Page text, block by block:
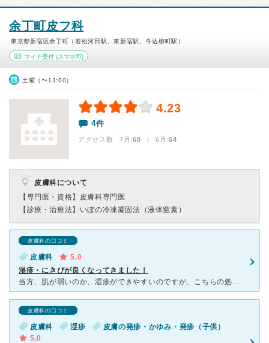
余丁町皮フ科
東京都新宿区余丁町（若松河田駅、東新宿駅、牛込柳町駅）
マイナ受付 (スマホ可)
土曜（〜13:00）
4.23
4件
アクセス数 7月:68 | 6月:64
皮膚科について
【専門医・資格】 皮膚科専門医
【診療・治療法】 いぼの冷凍凝固法（液体窒素）
皮膚科の口コミ
皮膚科
5.0
湿疹・にきびが良くなってきました！
当方、肌が弱いのか、湿疹ができやすいのですが、こちらの処方で良くなりました！ 場所によって薬を変えてくれたのが、良かったです。 薬の資料（冊子）を下さり、説明が分かりやすかったのも良かったです。
皮膚科の口コミ
皮膚科 湿疹
皮膚の発疹・かゆみ・発疹（子供）
5.0